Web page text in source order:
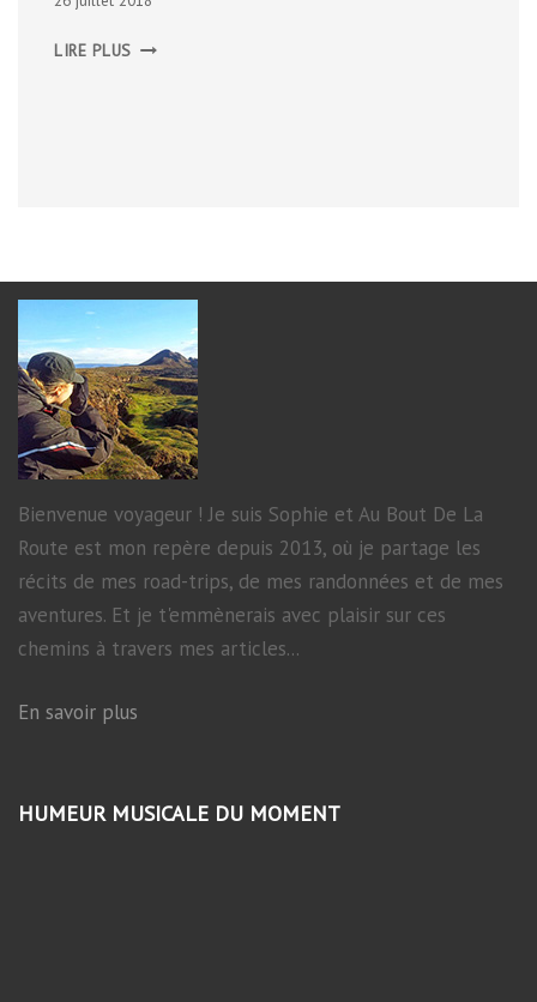
LIRE PLUS
Bienvenue voyageur ! Je suis Sophie et Au Bout De La
Route est mon repère depuis 2013, où je partage les
récits de mes road-trips, de mes randonnées et de mes
aventures. Et je t'emmènerais avec plaisir sur ces
chemins à travers mes articles...
En savoir plus
HUMEUR MUSICALE DU MOMENT